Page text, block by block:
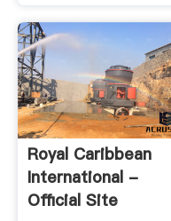
Royal Caribbean
International -
Official Site